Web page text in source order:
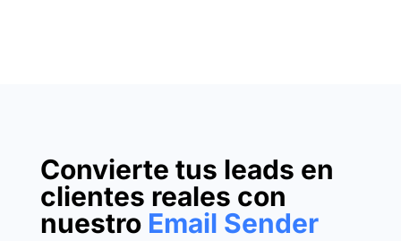
Convierte tus leads en
clientes reales con
nuestro Email Sender